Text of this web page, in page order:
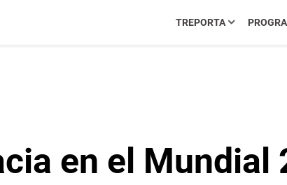
TREPORTA
en el Mundial